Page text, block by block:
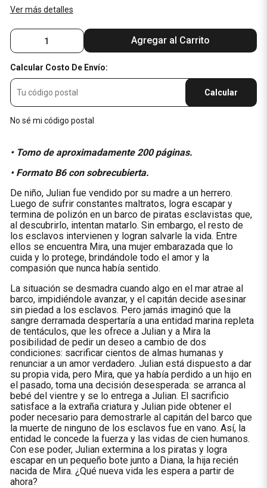
Ver más detalles
Agregar al Carrito
Calcular Costo De Envío:
Calcular
No sé mi código postal
• Tomo de aproximadamente 200 páginas.
• Formato B6 con sobrecubierta.
De niño, Julian fue vendido por su madre a un herrero.
Luego de sufrir constantes maltratos, logra escapar y
termina de polizón en un barco de piratas esclavistas que,
al descubrirlo, intentan matarlo. Sin embargo, el resto de
los esclavos intervienen y logran salvarle la vida. Entre
ellos se encuentra Mira, una mujer embarazada que lo
cuida y lo protege, brindándole todo el amor y la
compasión que nunca había sentido.
La situación se desmadra cuando algo en el mar atrae al
barco, impidiéndole avanzar, y el capitán decide asesinar
sin piedad a los esclavos. Pero jamás imaginó que la
sangre derramada despertaría a una entidad marina repleta
de tentáculos, que les ofrece a Julian y a Mira la
posibilidad de pedir un deseo a cambio de dos
condiciones: sacrificar cientos de almas humanas y
renunciar a un amor verdadero. Julian está dispuesto a dar
su propia vida, pero Mira, que ya había perdido a un hijo en
el pasado, toma una decisión desesperada: se arranca al
bebé del vientre y se lo entrega a Julian. El sacrificio
satisface a la extraña criatura y Julian pide obtener el
poder necesario para demostrarle al capitán del barco que
la muerte de ninguno de los esclavos fue en vano. Así, la
entidad le concede la fuerza y las vidas de cien humanos.
Con ese poder, Julian extermina a los piratas y logra
escapar en un pequeño bote junto a Diana, la hija recién
nacida de Mira. ¿Qué nueva vida les espera a partir de
ahora?